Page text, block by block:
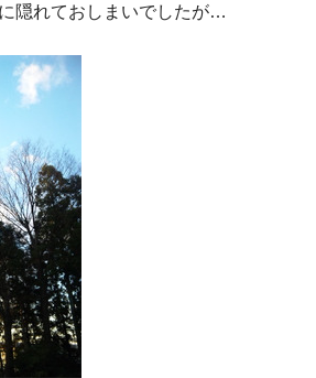
隠れておしまいでしたが…